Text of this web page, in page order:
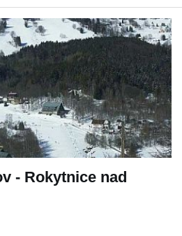
- Rokytnice nad